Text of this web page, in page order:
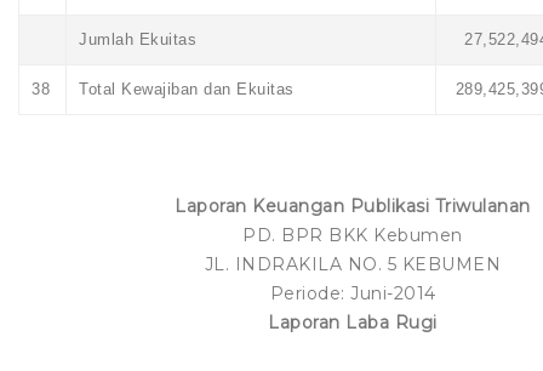
Jumlah Ekuitas
38 Total Kewajiban dan Ekuitas
Laporan Keuangan Publikasi Triwulanan
PD. BPR BKK Kebumen
JL. INDRAKILA NO. 5 KEBUMEN
Periode: Juni-2014
Laporan Laba Rugi